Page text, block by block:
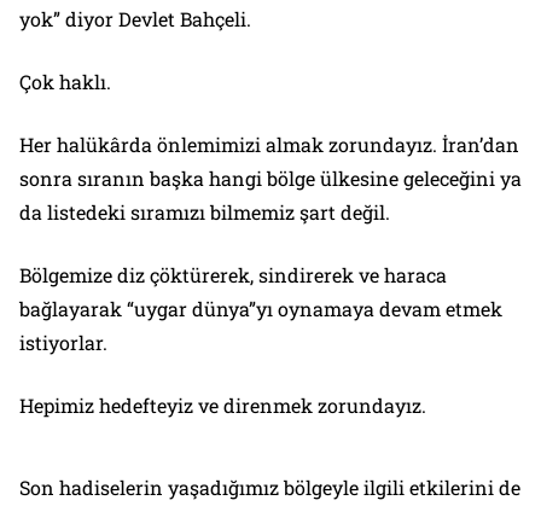
yok”diyor Devlet Bahçeli.
Çok haklı.
Her halükârda önlemimizi almak zorundayız. İran’dan
sonra sıranın başka hangi bölge ülkesine geleceğini ya
da listedeki sıramızı bilmemiz şart değil.
Bölgemize diz çöktürerek, sindirerek ve haraca
bağlayarak “uygar dünya”yı oynamaya devam etmek
istiyorlar.
Hepimiz hedefteyiz ve direnmek zorundayız.
Son hadiselerin yaşadığımız bölgeyle ilgili etkilerini de